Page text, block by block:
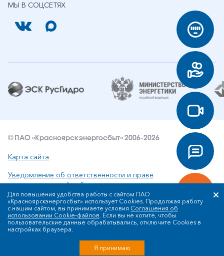
МЫ В СОЦСЕТЯХ
© ПАО «Красноярскэнергосбыт» 2006-2026
Карта сайта
Уведомление об ответственности и праве
интеллектуальной собственности
Политика ПАО «Красноярскэнергосбыт» в отношении
обработки персональных данных
Для повышения удобства работы с сайтом ПАО
«Красноярскэнергосбыт» использует Cookies. Продолжая работу
с нашим сайтом, вы принимаете условия Соглашения об
использовании Cookie-файлов. Если вы не хотите, чтобы
пользовательские данные обрабатывались, отключите Cookies в
настройках браузера.
Я принимаю